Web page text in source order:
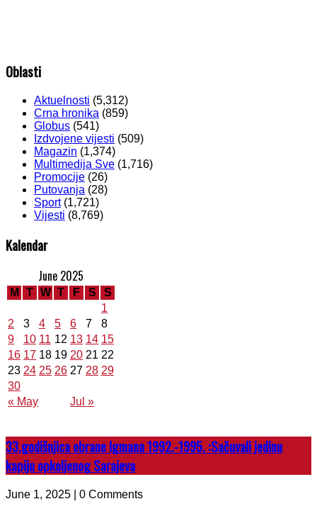
Oblasti
Aktuelnosti (5,312)
Crna hronika (859)
Globus (541)
Izdvojene vijesti (509)
Magazin (1,374)
Multimedija Sve (1,716)
Promocije (26)
Putovanja (28)
Sport(1,721)
Vijesti (8,769)
Kalendar
June 2025
M T W T F S S
« May Jul »
1
2
3 4 5 6 7
8
9
10 11 12 13 14 15
16 17 18 19 20 21 22
23 24 25 26 27 28 29
30
33.godišnjica obrane Igmana 1992.-1995. :Sačuvali jedinu
kapiju opkoljenog Sarajeva
June 1, 2025 | 0 Comments